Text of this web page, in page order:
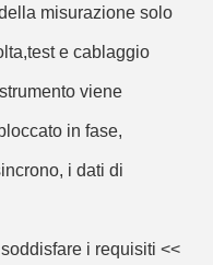
misurazione solo
e cablaggio
viene
in fase,
i dati di
i requisiti <<